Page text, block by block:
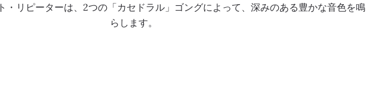
・リピーターは、2つの「カセドラル」ゴングによって、深みのある豊かな音色を鳴
らします。